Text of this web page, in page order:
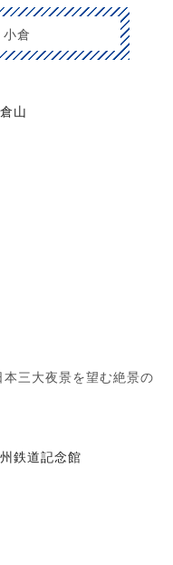
倉
山
本三大夜景を望む絶景の
鉄道記念館